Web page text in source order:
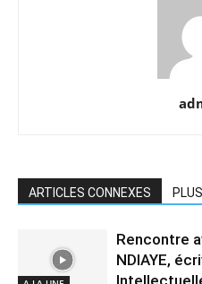
ARTICLES CONNEXES
Rencontre
NDIAYE,